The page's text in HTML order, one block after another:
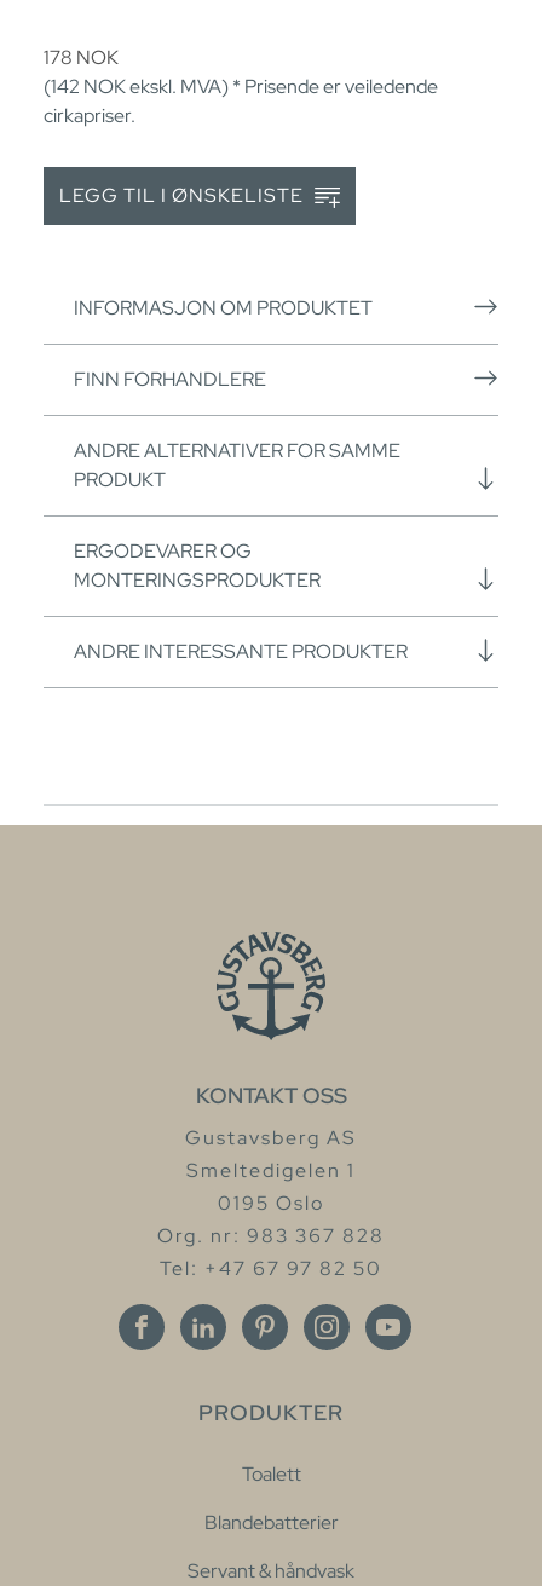
178 NOK
(142 NOKekskl. MVA) * Prisende er veiledende
cirkapriser.
LEGG TIL I ØNSKELISTE
INFORMASJON OM PRODUKTET
FINN FORHANDLERE
ANDRE ALTERNATIVER FOR SAMME
PRODUKT
ERGODEVARER OG
MONTERINGSPRODUKTER
ANDRE INTERESSANTE PRODUKTER
KONTAKT OSS
Gustavsberg AS
Smeltedigelen 1
0195 Oslo
Org. nr: 983 367 828
Tel: +47 67 97 82 50
PRODUKTER
Toalett
Blandebatterier
Servant & håndvask